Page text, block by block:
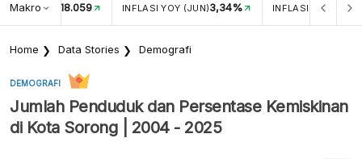
Makro
USD/IDR 18.059 INFLASI YOY (JUN)3,34% INFLASI MOM
Home Data Stories Demografi
DEMOGRAFI
Jumlah Penduduk dan Persentase Kemiskinan
di Kota Sorong | 2004 - 2025